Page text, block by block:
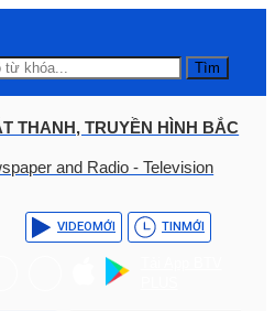
Tìm
THANH, TRUYỀN HÌNH BẮC
and Radio - Television
VIDEOMỚI TINMỚI